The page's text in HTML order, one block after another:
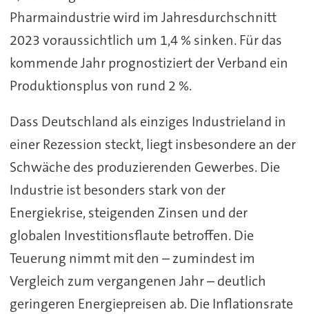
Pharmaindustrie wird im Jahresdurchschnitt
2023 voraussichtlich um 1,4 % sinken. Für das
kommende Jahr prognostiziert der Verband ein
Produktionsplus von rund 2 %.
Dass Deutschland als einziges Industrieland in
einer Rezession steckt, liegt insbesondere an der
Schwäche des produzierenden Gewerbes. Die
Industrie ist besonders stark von der
Energiekrise, steigenden Zinsen und der
globalen Investitionsflaute betroffen. Die
Teuerung nimmt mit den – zumindest im
Vergleich zum vergangenen Jahr – deutlich
geringeren Energiepreisen ab. Die Inflationsrate